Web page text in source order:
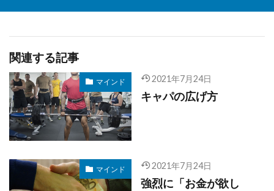
関連する記事
マインド 2021年7月24日
キャパの広げ方
マインド 2021年7月24日
強烈に「お金が欲し